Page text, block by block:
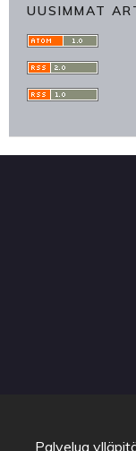
UUSIMMAT
Palvelua